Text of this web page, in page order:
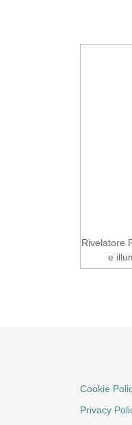
Rivelatore
e
Cookie
Privacy